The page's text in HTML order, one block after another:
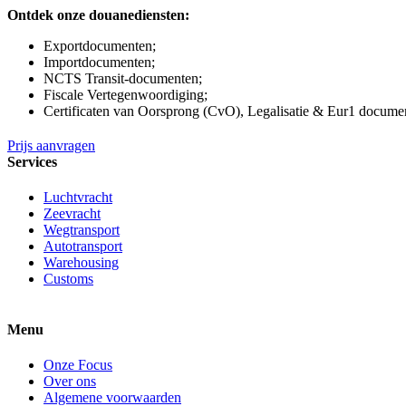
Ontdek onze douanediensten:
Exportdocumenten;
Importdocumenten;
NCTS Transit-documenten;
Fiscale Vertegenwoordiging;
Certificaten van Oorsprong (CvO), Legalisatie & Eur1
Prijs aanvragen
Services
Luchtvracht
Zeevracht
Wegtransport
Autotransport
Warehousing
Customs
Menu
Onze Focus
Over ons
Algemene voorwaarden